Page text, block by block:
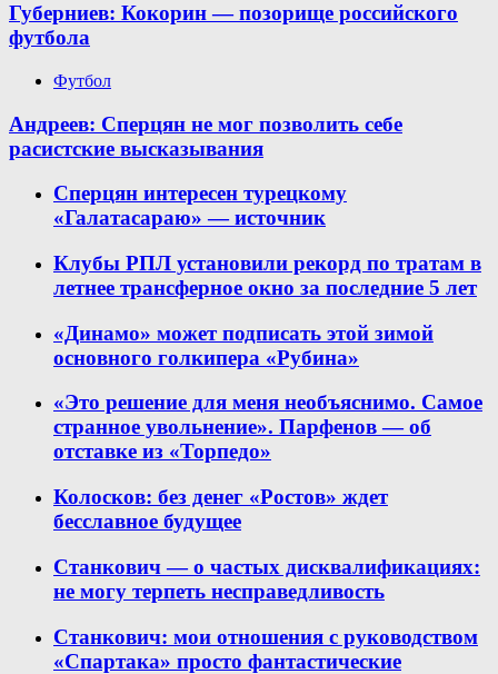
Губерниев: Кокорин — позорище российского
футбола
Футбол
Андреев: Сперцян не мог позволить себе
расистские высказывания
Сперцян интересен турецкому
«Галатасараю» — источник
Клубы РПЛ установили рекорд по тратам в
летнее трансферное окно за последние 5 лет
«Динамо» может подписать этой зимой
основного голкипера «Рубина»
«Это решение для меня необъяснимо. Самое
странное увольнение». Парфенов — об
отставке из «Торпедо»
Колосков: без денег «Ростов» ждет
бесславное будущее
Станкович — о частых дисквалификациях:
не могу терпеть несправедливость
Станкович: мои отношения с руководством
«Спартака» просто фантастические